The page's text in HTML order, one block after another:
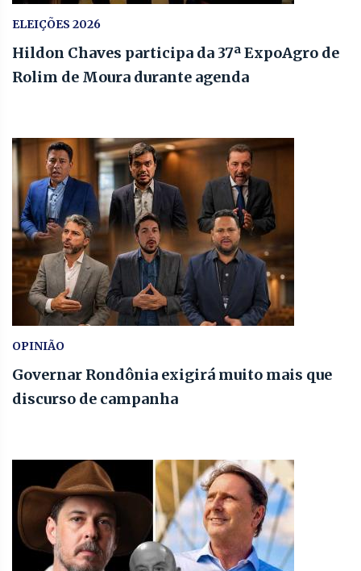
ELEIÇÕES 2026
Hildon Chaves participa da 37ª ExpoAgro de
Rolim de Moura durante agenda
OPINIÃO
Governar Rondônia exigirá muito mais que
discurso de campanha